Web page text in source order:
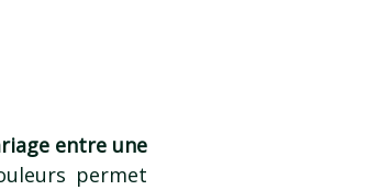
entre une
permet